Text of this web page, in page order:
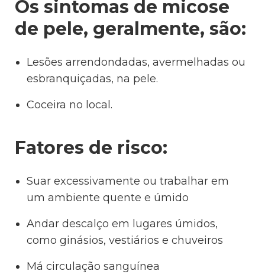
Os sintomas de micose
de pele, geralmente, são:
Lesões arrendondadas, avermelhadas ou
esbranquiçadas, na pele.
Coceira no local.
Fatores de risco:
Suar excessivamente ou trabalhar em
um ambiente quente e úmido
Andar descalço em lugares úmidos,
como ginásios, vestiários e chuveiros
Má circulação sanguínea